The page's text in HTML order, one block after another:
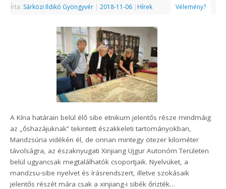
Írta: Sárközi Ildikó Gyöngyvér | 2018-11-06 | Hírek Vélemény?
A Kína határain belül élő sibe etnikum jelentős része mindmáig
az „őshazájuknak” tekintett északkeleti tartományokban,
Mandzsúria vidékén él, de onnan mintegy ötezer kilométer
távolságra, az északnyugati Xinjiang Ujgur Autonóm Területen
belül ugyancsak megtalálhatók csoportjaik. Nyelvüket, a
mandzsu-sibe nyelvet és írásrendszert, illetve szokásaik
jelentős részét mára csak a xinjiang-i sibék őrizték…